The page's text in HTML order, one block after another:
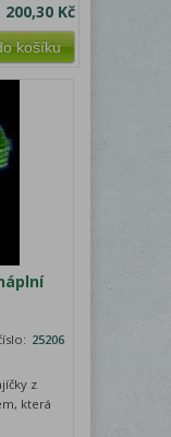
200,30 Kč
košíku
25206
z
která